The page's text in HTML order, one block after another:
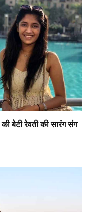
बेटी रेवती की सारंग संग